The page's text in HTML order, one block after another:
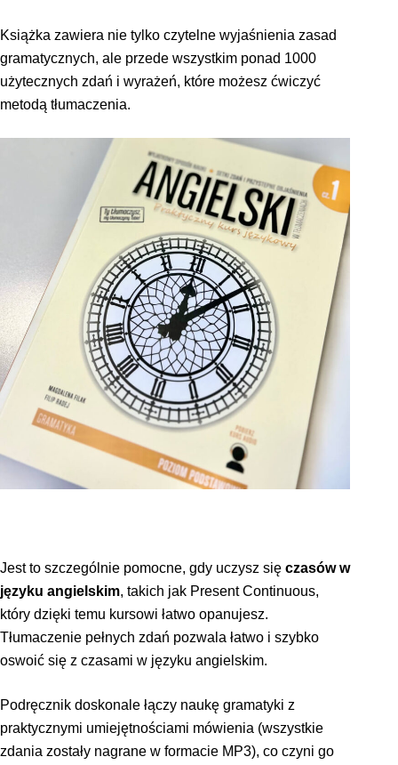
Książka zawiera nie tylko czytelne wyjaśnienia zasad
gramatycznych, ale przede wszystkim ponad 1000
użytecznych zdań i wyrażeń, które możesz ćwiczyć
metodą tłumaczenia.
Jest to szczególnie pomocne, gdy uczysz się czasów w
języku angielskim, takich jak Present Continuous,
który dzięki temu kursowi łatwo opanujesz.
Tłumaczenie pełnych zdań pozwala łatwo i szybko
oswoić się z czasami w języku angielskim.
Podręcznik doskonale łączy naukę gramatyki z
praktycznymi umiejętnościami mówienia (wszystkie
zdania zostały nagrane w formacie MP3), co czyni go